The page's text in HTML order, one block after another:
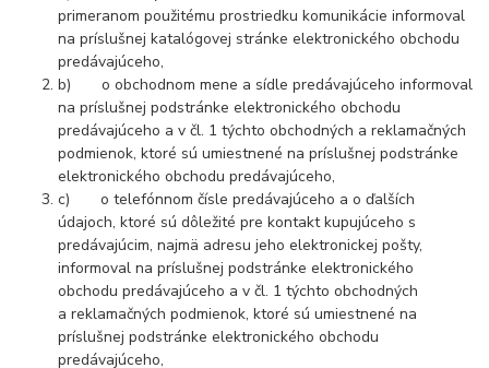
primeranom použitému prostriedku komunikácie informoval
na príslušnej katalógovej stránke elektronického obchodu
predávajúceho,
b) o obchodnom mene a sídle predávajúceho informoval
na príslušnej podstránke elektronického obchodu
predávajúceho a v čl. 1 týchto obchodných a reklamačných
podmienok, ktoré sú umiestnené na príslušnej podstránke
elektronického obchodu predávajúceho,
c) o telefónnom čísle predávajúceho a o ďalších
údajoch, ktoré sú dôležité pre kontakt kupujúceho s
predávajúcim, najmä adresu jeho elektronickej pošty,
informoval na príslušnej podstránke elektronického
obchodu predávajúceho a v čl. 1 týchto obchodných
a reklamačných podmienok, ktoré sú umiestnené na
príslušnej podstránke elektronického obchodu
predávajúceho,